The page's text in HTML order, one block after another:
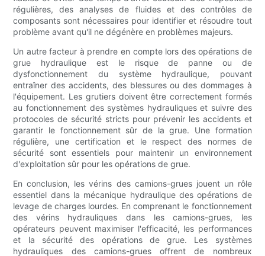
régulières, des analyses de fluides et des contrôles de
composants sont nécessaires pour identifier et résoudre tout
problème avant qu'il ne dégénère en problèmes majeurs.
Un autre facteur à prendre en compte lors des opérations de
grue hydraulique est le risque de panne ou de
dysfonctionnement du système hydraulique, pouvant
entraîner des accidents, des blessures ou des dommages à
l'équipement. Les grutiers doivent être correctement formés
au fonctionnement des systèmes hydrauliques et suivre des
protocoles de sécurité stricts pour prévenir les accidents et
garantir le fonctionnement sûr de la grue. Une formation
régulière, une certification et le respect des normes de
sécurité sont essentiels pour maintenir un environnement
d'exploitation sûr pour les opérations de grue.
En conclusion, les vérins des camions-grues jouent un rôle
essentiel dans la mécanique hydraulique des opérations de
levage de charges lourdes. En comprenant le fonctionnement
des vérins hydrauliques dans les camions-grues, les
opérateurs peuvent maximiser l'efficacité, les performances
et la sécurité des opérations de grue. Les systèmes
hydrauliques des camions-grues offrent de nombreux